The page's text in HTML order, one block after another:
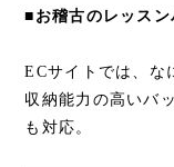
■お稽古のレッス
ECサイトでは、な
収納能力の高いバ
も対応。